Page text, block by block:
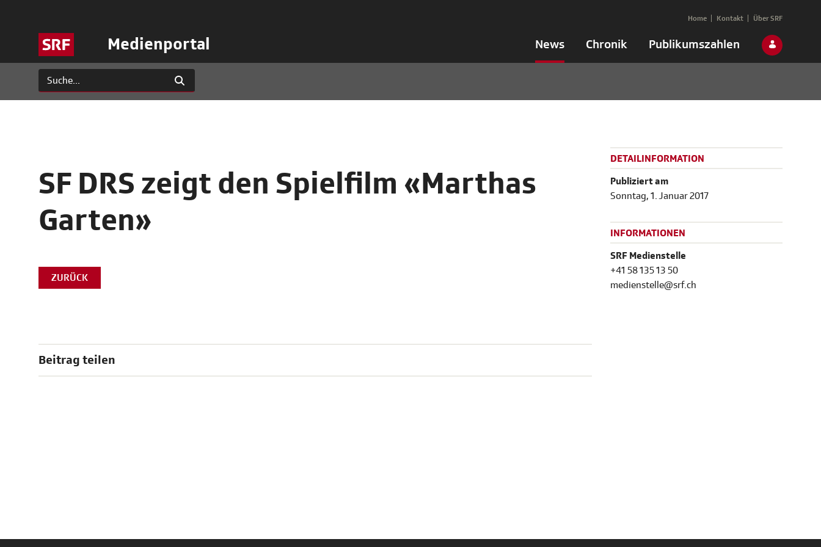
Medienportal News Chronik Publikumszahlen
Home Kontakt Über SRF
SF DRS zeigt den Spielfilm «Marthas
Garten»
ZURÜCK
Beitrag teilen
DETAILINFORMATION
Publiziert am
Sonntag, 1. Januar 2017
INFORMATIONEN
SRF Medienstelle
+41 58 135 13 50
medienstelle@srf.ch